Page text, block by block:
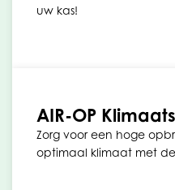
uw kas!
AIR-OP
Zorg voor een hoge
optimaal klimaat met de